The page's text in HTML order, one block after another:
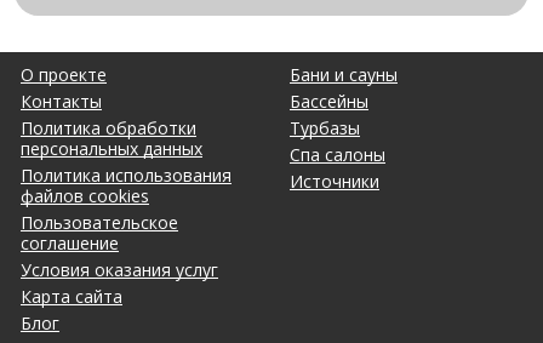
О проекте
Контакты
Политика обработки
персональных данных
Политика использования
файлов cookies
Пользовательское
соглашение
Условия оказания услуг
Карта сайта
Блог
Бани и сауны
Бассейны
Турбазы
Спа салоны
Источники